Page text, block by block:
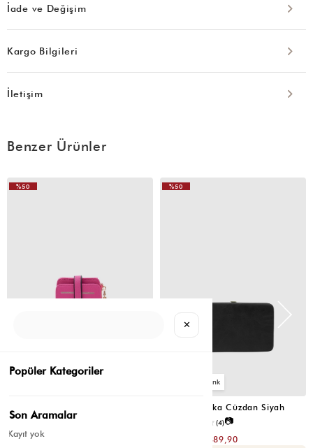
İade ve Değişim
Kargo Bilgileri
İletişim
Benzer Ürünler
📷
₺299,80
%50
Portföy Tabaka Cüzdan Siyah
(4)📷
₺389,90
%50
✕
Popüler Kategoriler
Son Aramalar
Kayıt yok